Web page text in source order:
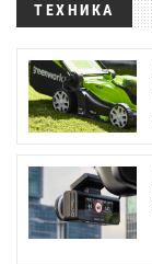
ТЕХНИКА